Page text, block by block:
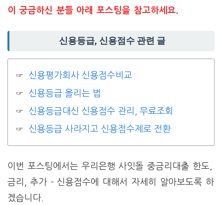
이 궁금하신 분들 아래 포스팅을 참고하세요.
신용등급, 신용점수 관련 글
신용평가회사 신용점수비교
신용등급 올리는 법
신용등급대신 신용점수 관리, 무료조회
신용등급 사라지고 신용점수제로 전환
이번 포스팅에서는 우리은행 사잇돌 중금리대출 한도,
금리, 추가 – 신용점수에 대해서 자세히 알아보도록 하
겠습니다.